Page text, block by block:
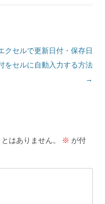
クセルで更新日付・保存日
をセルに自動入力する方法
→
はありません。 ※ が付